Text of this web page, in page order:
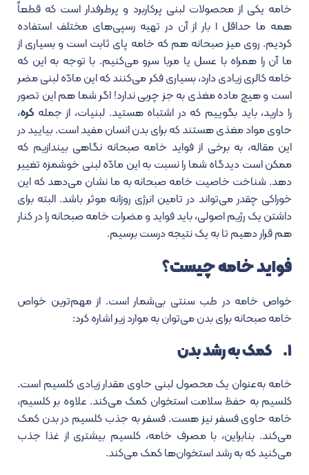
خامه یکی از محصولات لبنی پرکاربرد و پرطرفدار است که قطعاً
همه ما حداقل ۱ بار از آن در تهیه رسپی‌های مختلف استفاده
کردیم. روی میز صبحانه هم که خامه پای ثابت است و بسیاری از
ما آن را همراه با عسل یا مربا سرو می‌کنیم. با توجه به این که
خامه کالری زیادی دارد، بسیاری فکر می‌کنند که این مادّه لبنی مضر
است و هیچ ماده مغذی به جز چربی ندارد! اگر شما هم این تصور
را دارید، باید بگوییم که در اشتباه هستید. لبنیات، از جمله کره،
حاوی مواد مغذی هستند که برای بدن انسان مفید است. بیایید در
این مقاله، به برخی از فواید خامه صبحانه نگاهی بیندازیم که
ممکن است دیدگاه شما را نسبت به این مادّه لبنی خوشمزه تغییر
دهد. شناخت خاصیت خامه صبحانه به ما نشان می‌دهد که این
خوراکی چقدر می‌تواند در تامین انرژی روزانه موثر باشد. البته برای
داشتن یک رژیم اصولی، باید فواید و مضرات خامه صبحانه را در کنار
هم قرار دهیم تا به یک نتیجه درست برسیم.
فواید خامه چیست؟
خواص خامه در طب سنتی بی‌شمار است. از مهم‌ترین خواص
خامه صبحانه برای بدن می‌توان به موارد زیر اشاره کرد:
۱. کمک به رشد بدن
خامه به‌عنوان یک محصول لبنی حاوی مقدار زیادی کلسیم است.
کلسیم به حفظ سلامت استخوان کمک می‌کند. علاوه بر کلسیم،
خامه حاوی فسفر نیز هست. فسفر به جذب کلسیم در بدن کمک
می‌کند. بنابراین، با مصرف خامه، کلسیم بیشتری از غذا جذب
می‌کنید که به رشد استخوان‌ها کمک می‌کند.